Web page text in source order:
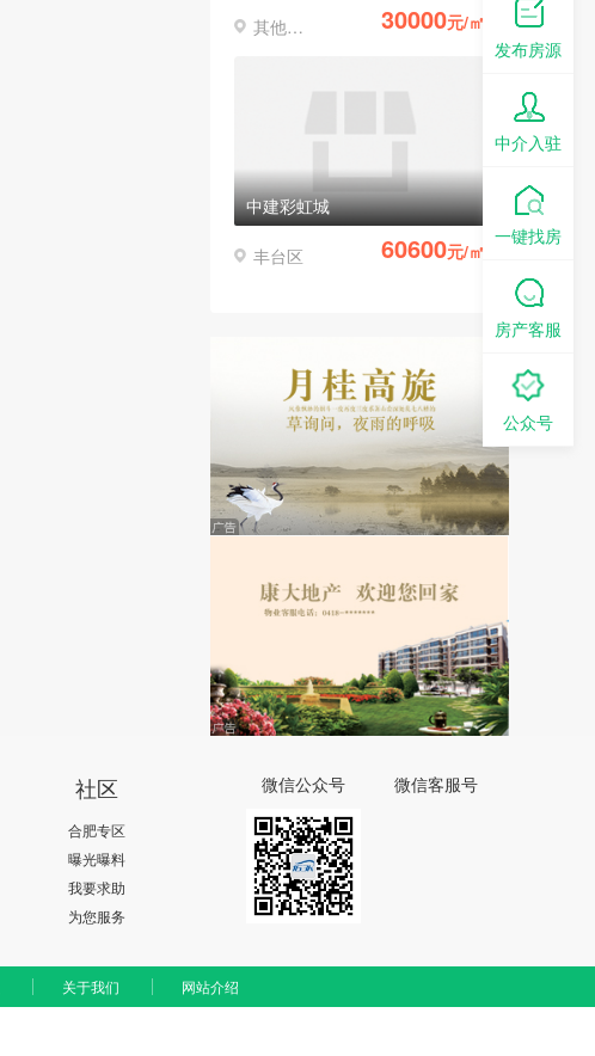
其他区县 30000元/㎡
中建彩虹城
丰台区 60600元/㎡
社区
合肥专区
曝光曝料
我要求助
为您服务
微信公众号 微信客服号
关于我们 网站介绍
发布房源
中介入驻
一键找房
房产客服
公众号